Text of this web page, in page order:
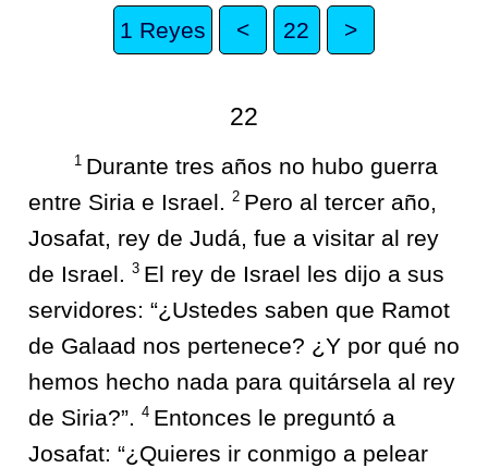
1 Reyes < 22 >
22
1 Durante tres años no hubo guerra
entre Siria e Israel. 2 Pero al tercer año,
Josafat, rey de Judá, fue a visitar al rey
de Israel. 3 El rey de Israel les dijo a sus
servidores: “¿Ustedes saben que Ramot
de Galaad nos pertenece? ¿Y por qué no
hemos hecho nada para quitársela al rey
de Siria?”. 4 Entonces le preguntó a
Josafat: “¿Quieres ir conmigo a pelear